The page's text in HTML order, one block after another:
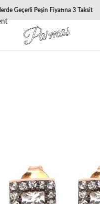
Geçerli Peşin Fiyatına 3 Taksit